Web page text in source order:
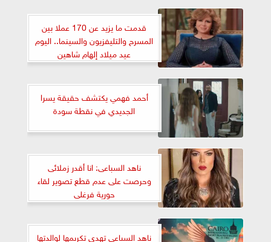
قدمت ما يزيد عن 170 عملا بين
المسرح والتليفزيون والسينما.. اليوم
عيد ميلاد إلهام شاهين
أحمد فهمي يكتشف حقيقة يسرا
الجديدي في نقطة سودة
ناهد السباعى: انا أقدر زملائى
وحرصت على عدم قطع تصوير لقاء
حورية فرغلى
ناهد السباعي تهدي تكريمها لوالدتها